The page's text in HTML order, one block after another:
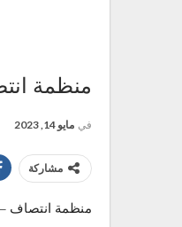
منظمة
في مايو 14, 2023
مشاركة
منظمة انتصاف –